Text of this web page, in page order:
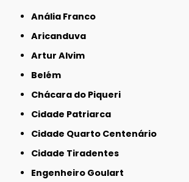
Anália Franco
Aricanduva
Artur Alvim
Belém
Chácara do Piqueri
Cidade Patriarca
Cidade Quarto Centenário
Cidade Tiradentes
Engenheiro Goulart